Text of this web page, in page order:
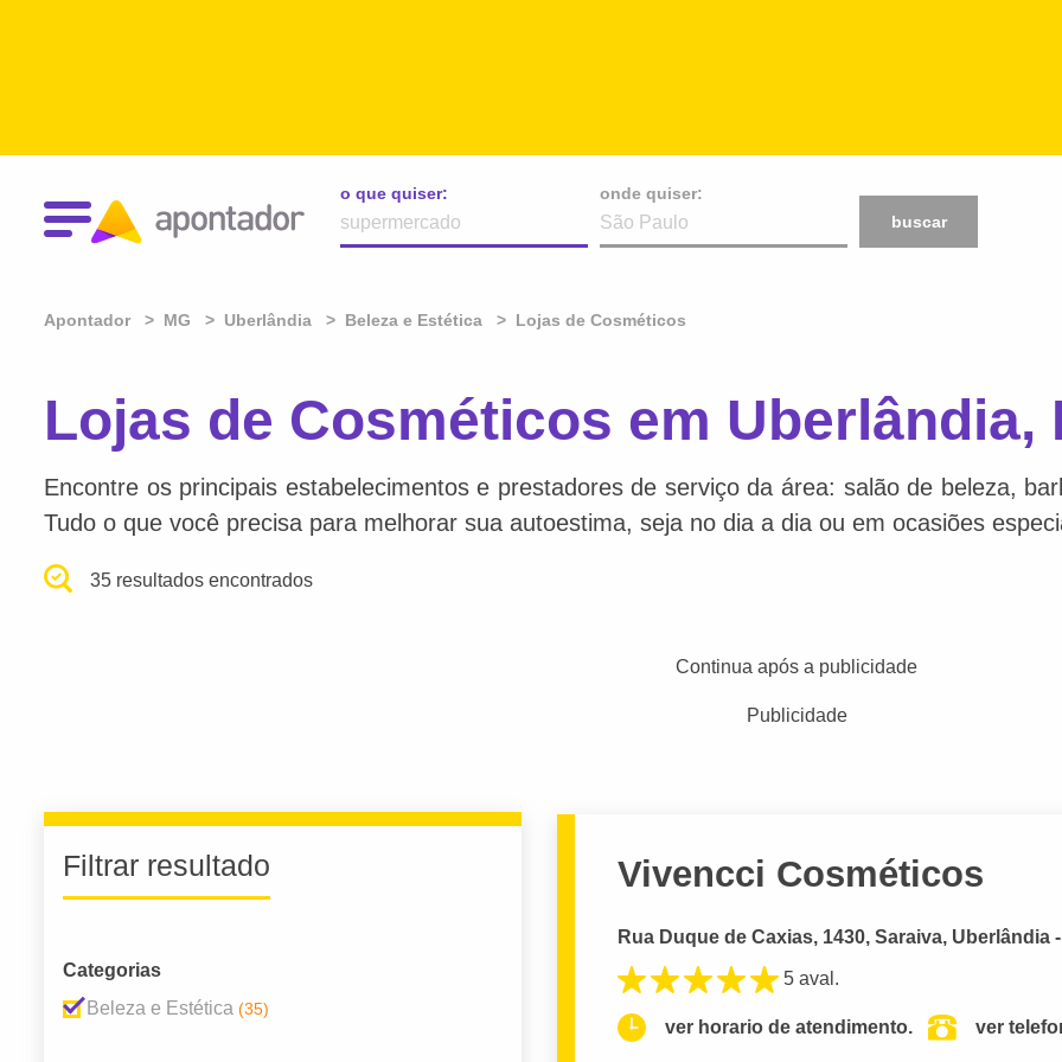
o que quiser:
onde quiser:
buscar
Apontador MG Uberlândia Beleza e Estética Lojas de Cosméticos
Lojas de Cosméticos em Uberlândia,
Encontre os principais estabelecimentos e prestadores de serviço da área: salão de beleza,
Tudo o que você precisa para melhorar sua autoestima, seja no dia a dia ou em ocasiões
35 resultados encontrados
Continua após a publicidade
Publicidade
Filtrar resultado
Categorias
Beleza e Estética (35)
Vivencci Cosméticos
Rua Duque de Caxias, 1430, Saraiva, Uberlândia
5 aval.
ver horario de atendimento. ver